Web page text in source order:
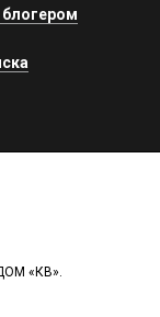
блогером
«КВ».